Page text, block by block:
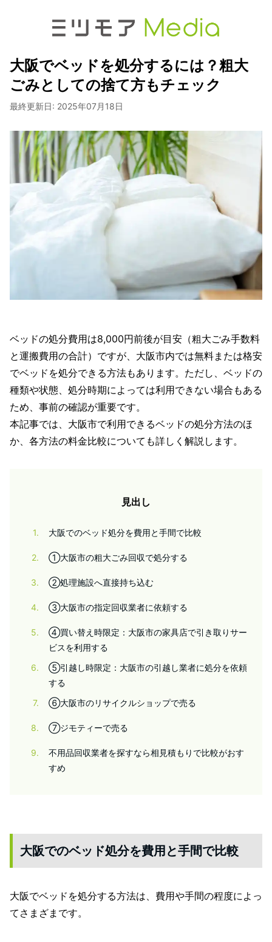
大阪でベッドを処分するには？粗大
ごみとしての捨て方もチェック
最終更新日: 2025年07月18日
ベッドの処分費用は8,000円前後が目安（粗大ごみ手数料
と運搬費用の合計）ですが、大阪市内では無料または格安
でベッドを処分できる方法もあります。ただし、ベッドの
種類や状態、処分時期によっては利用できない場合もある
ため、事前の確認が重要です。
本記事では、大阪市で利用できるベッドの処分方法のほ
か、各方法の料金比較についても詳しく解説します。
見出し
1 大阪でのベッド処分を費用と手間で比較
2 ①大阪市の粗大ごみ回収で処分する
3 ②処理施設へ直接持ち込む
4 ③大阪市の指定回収業者に依頼する
5
④買い替え時限定：大阪市の家具店で引き取りサー
ビスを利用する
6
⑤引越し時限定：大阪市の引越し業者に処分を依頼
する
7
⑥大阪市のリサイクルショップで売る
8 ⑦ジモティーで売る
9
不用品回収業者を探すなら相見積もりで比較がおす
すめ
大阪でのベッド処分を費用と手間で比較
大阪でベッドを処分する方法は、費用や手間の程度によっ
てさまざまです。